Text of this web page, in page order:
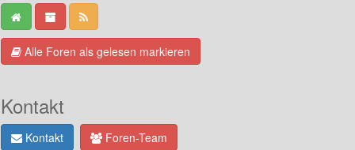
Alle Foren als gelesen markieren
Kontakt
Kontakt Foren-Team